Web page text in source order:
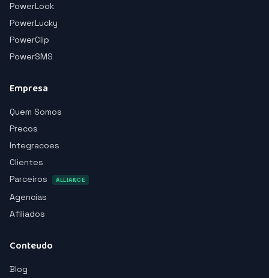
PowerLook
PowerLucky
PowerClip
PowerSMS
Empresa
Quem Somos
Precos
Integracoes
Clientes
Parceiros
ALLIANCE
Agencias
Afiliados
Conteudo
Blog